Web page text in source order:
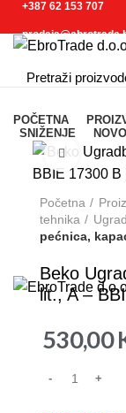
+387 62 153 707
POČETNA
SNIŽENJE
NOVO
Click to
Početna
tehnika
pećnica,
Beko
lit., A –
530,00